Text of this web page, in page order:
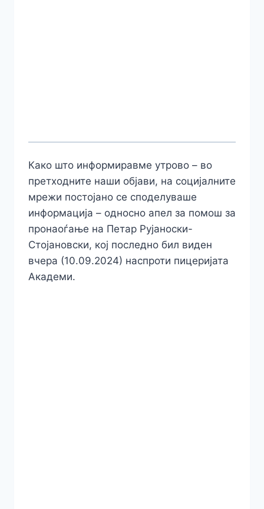
Како што информиравме утрово – во
претходните наши објави, на социјалните
мрежи постојано се споделуваше
информација – односно апел за помош за
пронаоѓање на Петар Рујаноски-
Стојановски, кој последно бил виден
вчера (10.09.2024) наспроти пицеријата
Академи.